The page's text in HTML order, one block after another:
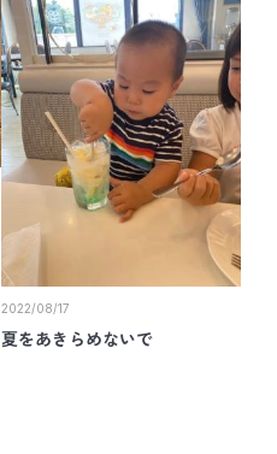
2022/08/17
夏をあきらめないで